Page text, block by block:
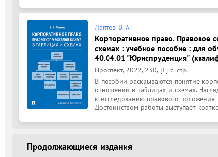
Лаптев В. А.
Корпоративное право. Правовое
схемах : учебное пособие : для
40.04.01 "Юриспруденция"
Проспект, 2022, 230, [1] с. стр.
В пособии раскрываются понятие
отношений в таблицах и схемах.
к исследованию правового
Достоинством работы выступает
Продолжающиеся издания